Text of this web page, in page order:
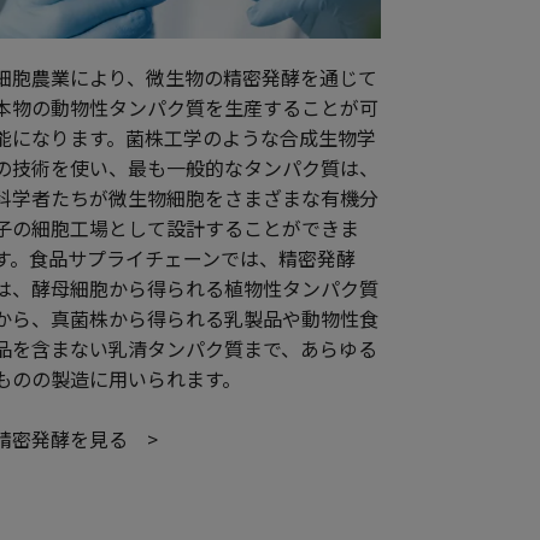
胞農業により、微生物の精密発酵を通じて
物の動物性タンパク質を生産することが可
になります。菌株工学のような合成生物学
技術を使い、最も一般的なタンパク質は、
学者たちが微生物細胞をさまざまな有機分
の細胞工場として設計することができま
。食品サプライチェーンでは、精密発酵
、酵母細胞から得られる植物性タンパク質
ら、真菌株から得られる乳製品や動物性食
を含まない乳清タンパク質まで、あらゆる
のの製造に用いられます。
密発酵を見る >